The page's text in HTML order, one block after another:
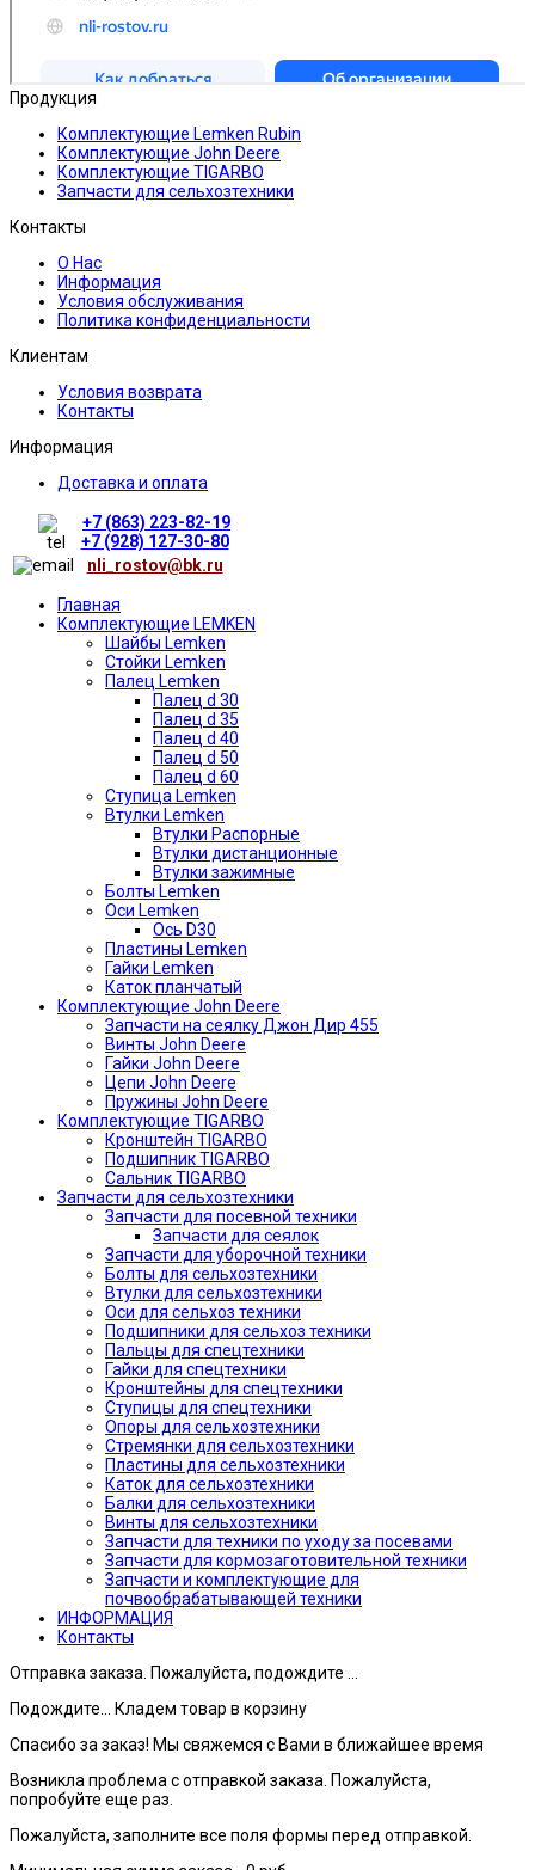
Продукция
Комплектующие Lemken Rubin
Комплектующие John Deere
Комплектующие TIGARBO
Запчасти для сельхозтехники
Контакты
О Нас
Информация
Условия обслуживания
Политика конфиденциальности
Клиентам
Условия возврата
Контакты
Информация
Доставка и оплата
+7 (863) 223-82-19
+7 (928) 127-30-80
nli_rostov@bk.ru
Главная
Комплектующие LEMKEN
Шайбы Lemken
Стойки Lemken
Палец Lemken
Палец d 30
Палец d 35
Палец d 40
Палец d 50
Палец d 60
Ступица Lemken
Втулки Lemken
Втулки Распорные
Втулки дистанционные
Втулки зажимные
Болты Lemken
Оси Lemken
Ось D30
Пластины Lemken
Гайки Lemken
Каток планчатый
Комплектующие John Deere
Запчасти на сеялку Джон Дир 455
Винты John Deere
Гайки John Deere
Цепи John Deere
Пружины John Deere
Комплектующие TIGARBO
Кронштейн TIGARBO
Подшипник TIGARBO
Сальник TIGARBO
Запчасти для сельхозтехники
Запчасти для посевной техники
Запчасти для сеялок
Запчасти для уборочной техники
Болты для сельхозтехники
Втулки для сельхозтехники
Оси для сельхоз техники
Подшипники для сельхоз техники
Пальцы для спецтехники
Гайки для спецтехники
Кронштейны для спецтехники
Ступицы для спецтехники
Опоры для сельхозтехники
Стремянки для сельхозтехники
Пластины для сельхозтехники
Каток для сельхозтехники
Балки для сельхозтехники
Винты для сельхозтехники
Запчасти для техники по уходу за посевами
Запчасти для кормозаготовительной техники
Запчасти и комплектующие для
почвообрабатывающей техники
ИНФОРМАЦИЯ
Контакты
Отправка заказа. Пожалуйста, подождите ...
Подождите... Кладем товар в корзину
Спасибо за заказ! Мы свяжемся с Вами в ближайшее время
Возникла проблема с отправкой заказа. Пожалуйста,
попробуйте еще раз.
Пожалуйста, заполните все поля формы перед отправкой.